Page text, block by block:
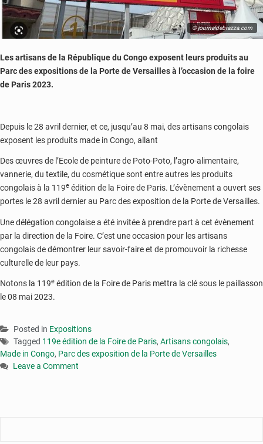
© journaldebrazza.com
Les artisans de la République du Congo exposent leurs produits au
Parc des expositions de la Porte de Versailles à l’occasion de la foire
de Paris 2023.
Depuis le 28 avril dernier, et ce, jusqu’au 8 mai, des artisans congolais
exposent les produits made in Congo, allant
Des œuvres de l’Ecole de peinture de Poto-Poto, l’agro-alimentaire,
vannerie, du textile, du cosmétique sont entre autres les produits
congolais à la 119e édition de la Foire de Paris. L’évènement a ouvert ses
portes le 28 avril dernier au Parc des exposition de la Porte de Versailles.
Une délégation congolaise a été invitée à prendre part à cet évènement
par la direction de la Foire. C’est une occasion pour les artisans
congolais de démontrer leur savoir-faire et de promouvoir la richesse
culturelle de leur pays.
Notons la 119e édition de la Foire de Paris mettra la clé sous le paillasson
le 08 mai 2023.
Posted in Expositions
Tagged 119e édition de la Foire de Paris, Artisans congolais,
Made in Congo, Parc des exposition de la Porte de Versailles
Leave a Comment